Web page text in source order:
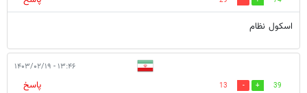
اسکول نظام
۱۳:۴۶ - ۱۴۰۳/۰۲/۱۹
39
13
پاسخ